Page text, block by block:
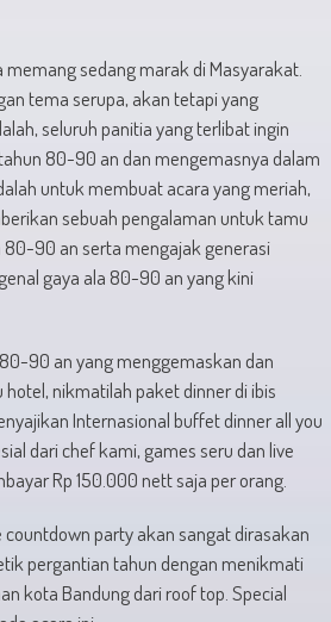
sedang marak di Masyarakat.
tema serupa, akan tetapi yang
seluruh panitia yang terlibat ingin
80-90 an dan mengemasnya dalam
untuk membuat acara yang meriah,
sebuah pengalaman untuk tamu
90 an serta mengajak generasi
gaya ala 80-90 an yang kini
90 an yang menggemaskan dan
nikmatilah paket dinner di ibis
Internasional buffet dinner all you
dari chef kami, games seru dan live
Rp 150.000 nett saja per orang.
countdown party akan sangat dirasakan
pergantian tahun dengan menikmati
kota Bandung dari roof top. Special